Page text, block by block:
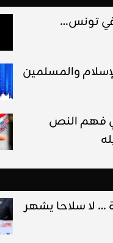
تونس…
والمسلمين
فهم النص
لا سلاحا يشهر